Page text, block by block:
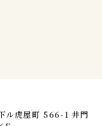
ル虎屋町 566-1 井門